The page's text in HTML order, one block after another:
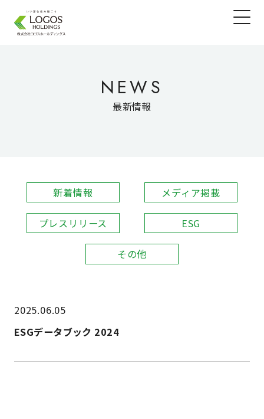
NEWS
最新情報
新着情報 メディア掲載
プレスリリース ESG
その他
2025.06.05
ESGデータブック 2024